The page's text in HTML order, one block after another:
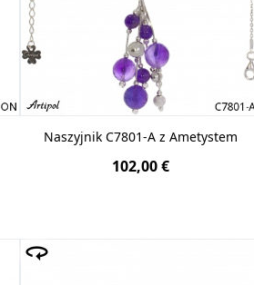
Naszyjnik C7801-A z Ametystem
102,00 €